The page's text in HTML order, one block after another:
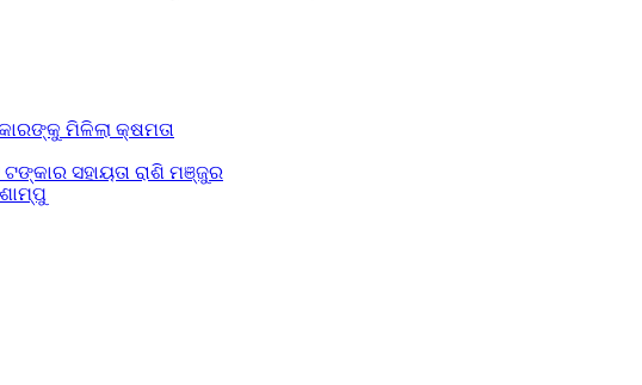
ମିଳିଲା କ୍ଷମତା
ସହାୟତା ରାଶି ମଞ୍ଜୁର